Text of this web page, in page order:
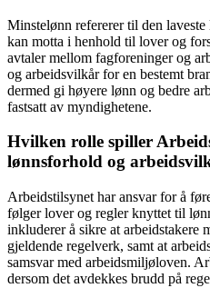
Minstelønn refererer til den
kan motta i henhold til lover og
avtaler mellom fagforeninger og
og arbeidsvilkår for en bestemt
dermed gi høyere lønn og bedre
fastsatt av myndighetene.
Hvilken rolle spiller
lønnsforhold og
Arbeidstilsynet har ansvar for å
følger lover og regler knyttet til
inkluderer å sikre at arbeidstakere
gjeldende regelverk, samt at
samsvar med arbeidsmiljøloven.
dersom det avdekkes brudd på